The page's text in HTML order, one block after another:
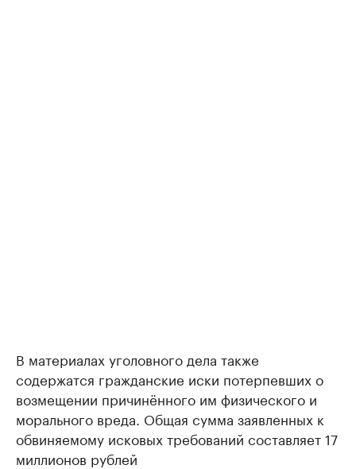
В материалах уголовного дела также
содержатся гражданские иски потерпевших о
возмещении причинённого им физического и
морального вреда. Общая сумма заявленных к
обвиняемому исковых требований составляет 17
миллионов рублей